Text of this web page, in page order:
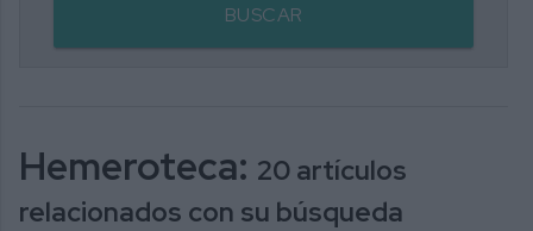
BUSCAR
Hemeroteca: 20 artículos
relacionados con su búsqueda